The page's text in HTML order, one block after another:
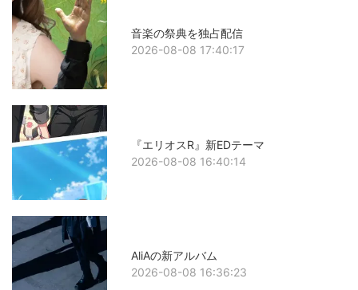
音楽の祭典を独占配信
2026-08-08 17:40:17
『エリオスR』新EDテーマ
2026-08-08 16:40:14
AliAの新アルバム
2026-08-08 16:36:23